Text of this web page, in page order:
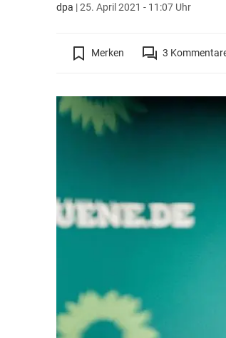
dpa |25. April 2021 - 11:07 Uhr
Merken 3